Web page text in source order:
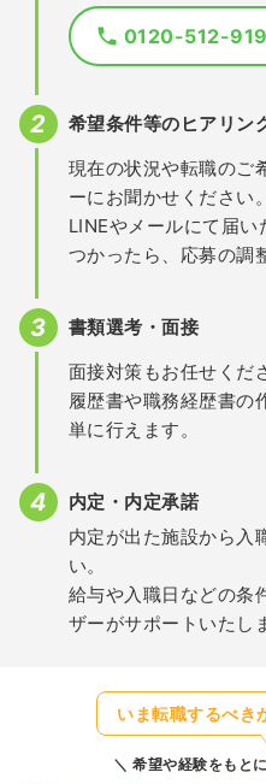
0120-512-
希望条件等のヒアリン
現在の状況や転職のご
ーにお聞かせください。
LINEやメールにて届
つかったら、応募の調
書類選考・面接
面接対策もお任せくだ
履歴書や職務経歴書の
単に行えます。
内定・内定承諾
内定が出た施設から入
い。
給与や入職日などの条
ザーがサポートいたし
いま転職するべき
希望や経験をもと